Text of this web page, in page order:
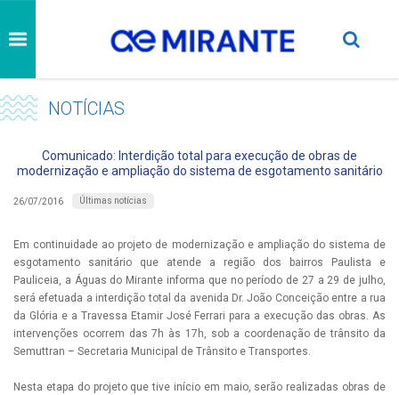
NOTÍCIAS
Comunicado: Interdição total para execução de obras de
modernização e ampliação do sistema de esgotamento sanitário
26/07/2016 Últimas notícias
Em continuidade ao projeto de modernização e ampliação do sistema de
esgotamento sanitário que atende a região dos bairros Paulista e
Pauliceia, a Águas do Mirante informa que no período de 27 a 29 de julho,
será efetuada a interdição total da avenida Dr. João Conceição entre a rua
da Glória e a Travessa Etamir José Ferrari para a execução das obras. As
intervenções ocorrem das 7h às 17h, sob a coordenação de trânsito da
Semuttran – Secretaria Municipal de Trânsito e Transportes.
Nesta etapa do projeto que tive início em maio, serão realizadas obras de